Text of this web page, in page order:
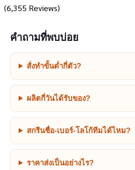
(6,355 Reviews)
คำถามที่พบบ่อย
สั่งทำขั้นต่ำกี่ตัว?
ผลิตกี่วันได้รับของ?
สกรีนชื่อ-เบอร์-โลโก้ทีมได้ไหม?
ราคาส่งเป็นอย่างไร?